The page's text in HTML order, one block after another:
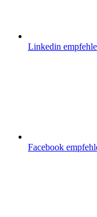
Linkedin
Facebook